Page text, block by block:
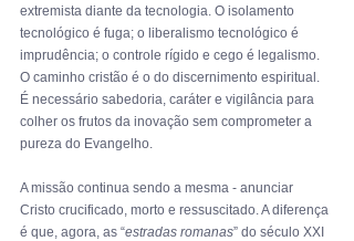
extremista diante da tecnologia. O isolamento
tecnológico é fuga; o liberalismo tecnológico é
imprudência; o controle rígido e cego é legalismo.
O caminho cristão é o do discernimento espiritual.
É necessário sabedoria, caráter e vigilância para
colher os frutos da inovação sem comprometer a
pureza do Evangelho.
A missão continua sendo a mesma - anunciar
Cristo crucificado, morto e ressuscitado. A diferença
é que, agora, as “estradas romanas” do século XXI